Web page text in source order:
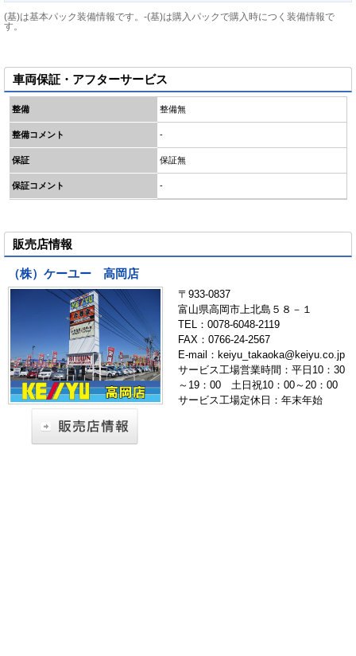
(基)は基本パック装備情報です。-(基)は購入パックで購入時につく装備情報で
す。
車両保証・アフターサービス
整備 整備無
整備コメント -
保証 保証無
保証コメント -
販売店情報
（株）ケーユー 高岡店
〒933-0837
富山県高岡市上北島５８－１
TEL：0078-6048-2119
FAX：0766-24-2567
E-mail：keiyu_takaoka@keiyu.co.jp
サービス工場営業時間：平日10：30
～19：00 土日祝10：00～20：00
サービス工場定休日：年末年始